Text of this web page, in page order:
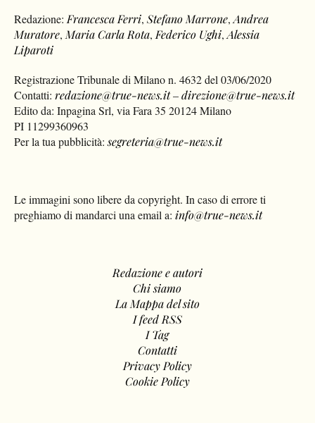
Redazione: Francesca Ferri,Stefano Marrone,Andrea
Muratore, Maria Carla Rota, Federico Ughi,Alessia
Liparoti
Registrazione Tribunale di Milano n. 4632 del 03/06/2020
Contatti:redazione@true-news.it–direzione@true-news.it
Edito da: Inpagina Srl, via Fara 35 20124 Milano
PI 11299360963
Per la tua pubblicità:segreteria@true-news.it
Le immagini sono libere da copyright. In caso di errore ti
preghiamo di mandarci una email a: info@true-news.it
Redazione e autori
Chi siamo
La Mappa del sito
I feed RSS
I Tag
Contatti
Privacy Policy
Cookie Policy